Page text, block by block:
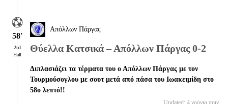
58′
2nd
Half
Απόλλων Πάργας
Θύελλα Κατσικά – Απόλλων Πάργας 0-2
Διπλασιάζει τα τέρματα του ο Απόλλων Πάργας με τον
Τουρμούσογλου με σουτ μετά από πάσα του Ιωακειμίδη στο
58ο λεπτό!!
Updated: 4 χρόνια πριν